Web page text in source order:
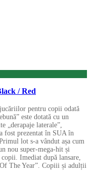
/ Red
pentru copii odată
este dotată cu un
„derapaje laterale”,
fost prezentat în SUA în
lot s-a vândut așa cum
nou super-mega-hit și
Imediat după lansare,
The Year”. Copiii și adulții